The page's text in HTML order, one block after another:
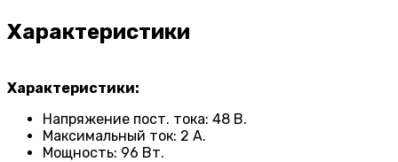
Характеристики
Характеристики:
Напряжение пост. тока: 48 В.
Максимальный ток: 2 A.
Мощность: 96 Вт.